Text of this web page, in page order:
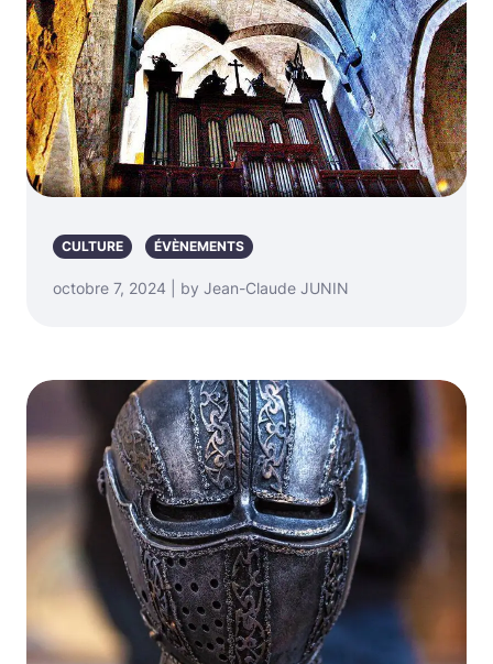
CULTURE ÉVÈNEMENTS
octobre 7, 2024 | by Jean-Claude JUNIN